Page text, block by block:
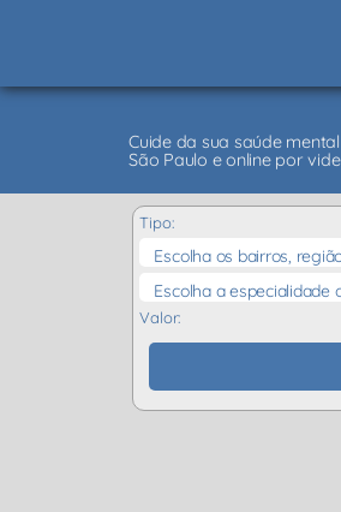
Cuide da sua saúde
São Paulo e online por
Tipo:
Escolha os bairros,
Escolha a especialidade
Valor: